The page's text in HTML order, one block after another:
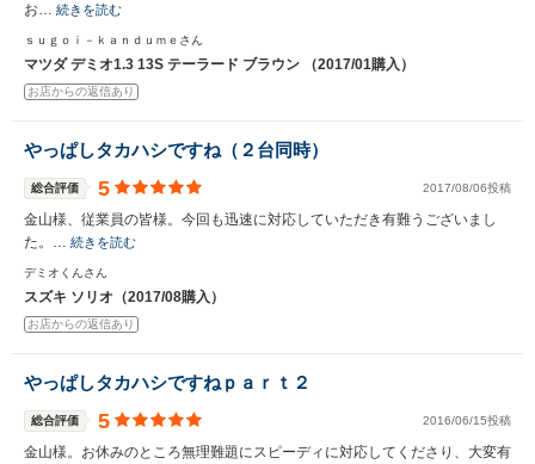
お… 続きを読む
ｓｕｇｏｉ－ｋａｎｄｕｍｅさん
マツダ デミオ1.3 13S テーラード ブラウン （2017/01購入）
お店からの返信あり
やっぱしタカハシですね（２台同時）
総合評価 5 2017/08/06投稿
金山様、従業員の皆様。今回も迅速に対応していただき有難うございまし
た。… 続きを読む
デミオくんさん
スズキ ソリオ（2017/08購入）
お店からの返信あり
やっぱしタカハシですねｐａｒｔ２
総合評価 5 2016/06/15投稿
金山様。お休みのところ無理難題にスピーディに対応してくださり、大変有